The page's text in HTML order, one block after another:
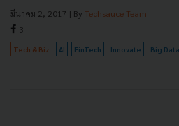
มีนาคม 2, 2017 | By Techsauce Team
3
Tech & Biz AI FinTech Innovate Big Data